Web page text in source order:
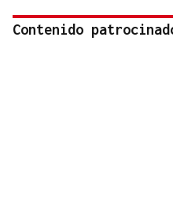
Contenido